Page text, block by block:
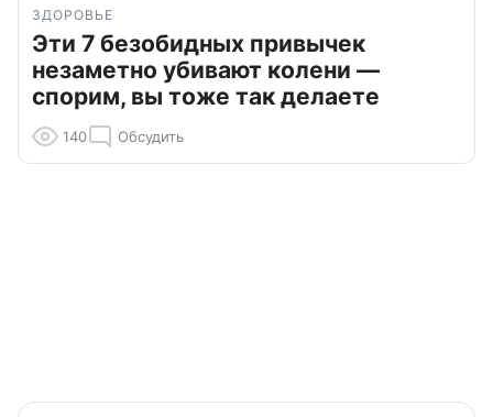
ЗДОРОВЬЕ
Эти 7 безобидных привычек
незаметно убивают колени —
спорим, вы тоже так делаете
140 Обсудить